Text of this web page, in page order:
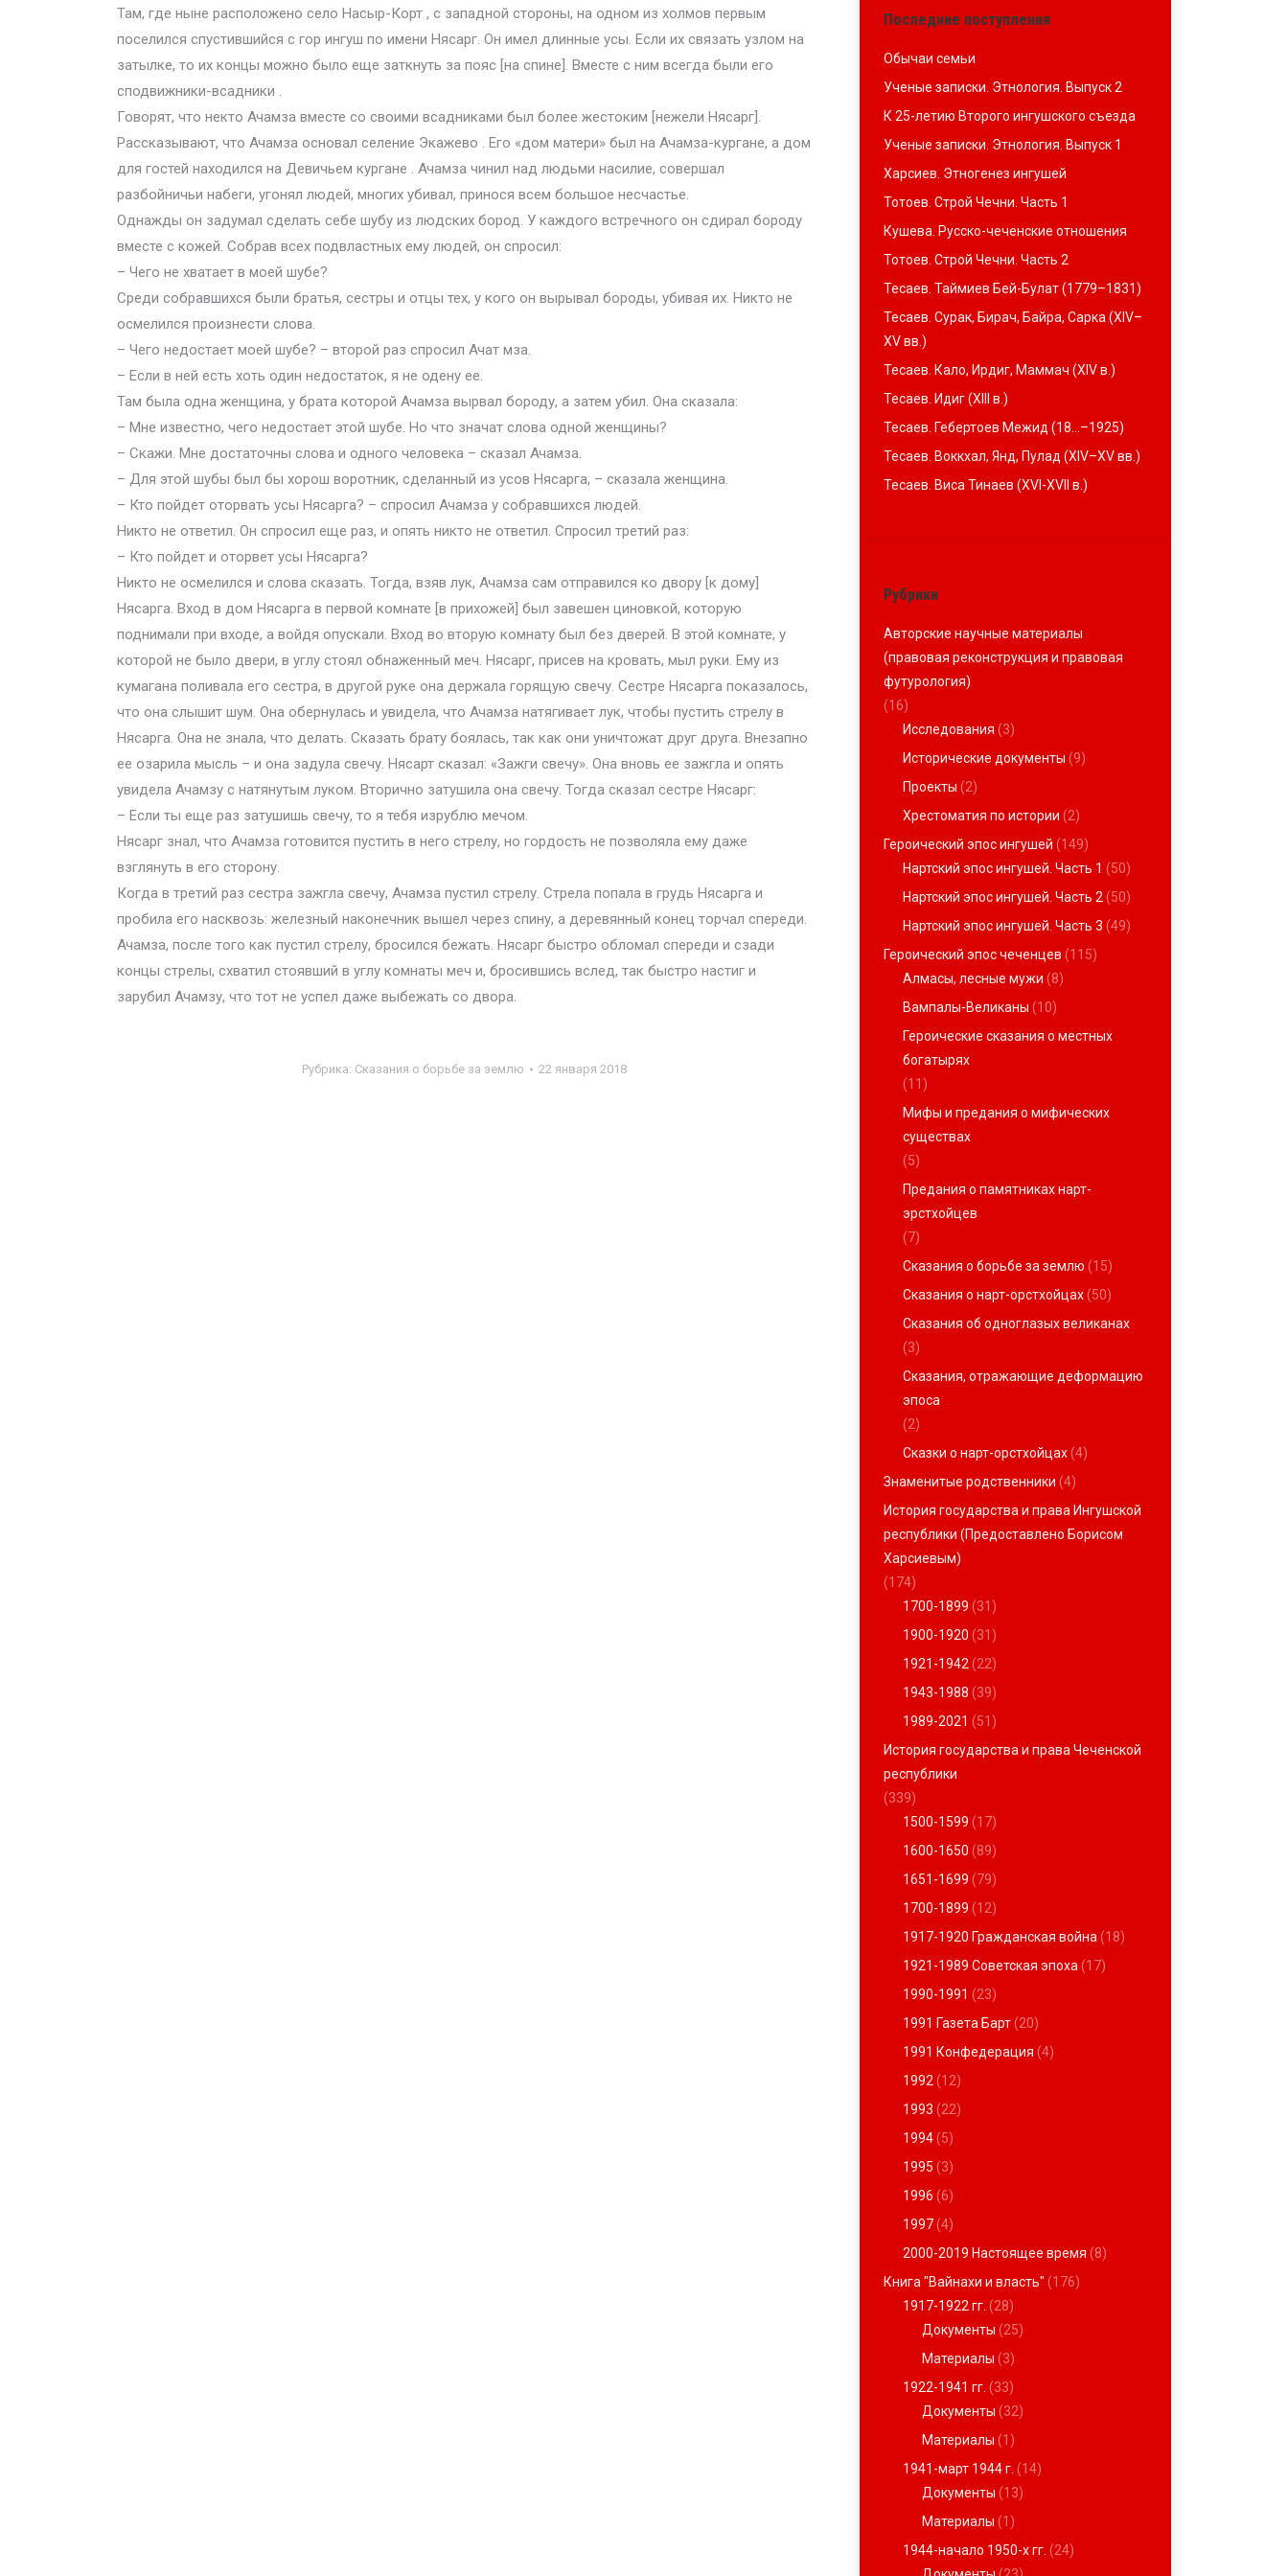
Там, где ныне расположено село Насыр-Корт , с западной стороны, на одном из холмов первым
поселился спустившийся с гор ингуш по имени Нясарг. Он имел длинные усы. Если их связать узлом на
затылке, то их концы можно было еще заткнуть за пояс [на спине]. Вместе с ним всегда были его
сподвижники-всадники .
Говорят, что некто Ачамза вместе со своими всадниками был более жестоким [нежели Нясарг].
Рассказывают, что Ачамза основал селение Экажево . Его «дом матери» был на Ачамза-кургане, а дом
для гостей находился на Девичьем кургане . Ачамза чинил над людьми насилие, совершал
разбойничьи набеги, угонял людей, многих убивал, принося всем большое несчастье.
Однажды он задумал сделать себе шубу из людских бород. У каждого встречного он сдирал бороду
вместе с кожей. Собрав всех подвластных ему людей, он спросил:
– Чего не хватает в моей шубе?
Среди собравшихся были братья, сестры и отцы тех, у кого он вырывал бороды, убивая их. Никто не
осмелился произнести слова.
– Чего недостает моей шубе? – второй раз спросил Ачат мза.
– Если в ней есть хоть один недостаток, я не одену ее.
Там была одна женщина, у брата которой Ачамза вырвал бороду, а затем убил. Она сказала:
– Мне известно, чего недостает этой шубе. Но что значат слова одной женщины?
– Скажи. Мне достаточны слова и одного человека – сказал Ачамза.
– Для этой шубы был бы хорош воротник, сделанный из усов Нясарга, – сказала женщина.
– Кто пойдет оторвать усы Нясарга? – спросил Ачамза у собравшихся людей.
Никто не ответил. Он спросил еще раз, и опять никто не ответил. Спросил третий раз:
– Кто пойдет и оторвет усы Нясарга?
Никто не осмелился и слова сказать. Тогда, взяв лук, Ачамза сам отправился ко двору [к дому]
Нясарга. Вход в дом Нясарга в первой комнате [в прихожей] был завешен циновкой, которую
поднимали при входе, а войдя опускали. Вход во вторую комнату был без дверей. В этой комнате, у
которой не было двери, в углу стоял обнаженный меч. Нясарг, присев на кровать, мыл руки. Ему из
кумагана поливала его сестра, в другой руке она держала горящую свечу. Сестре Нясарга показалось,
что она слышит шум. Она обернулась и увидела, что Ачамза натягивает лук, чтобы пустить стрелу в
Нясарга. Она не знала, что делать. Сказать брату боялась, так как они уничтожат друг друга. Внезапно
ее озарила мысль – и она задула свечу. Нясарт сказал: «Зажги свечу». Она вновь ее зажгла и опять
увидела Ачамзу с натянутым луком. Вторично затушила она свечу. Тогда сказал сестре Нясарг:
– Если ты еще раз затушишь свечу, то я тебя изрублю мечом.
Нясарг знал, что Ачамза готовится пустить в него стрелу, но гордость не позволяла ему даже
взглянуть в его сторону.
Когда в третий раз сестра зажгла свечу, Ачамза пустил стрелу. Стрела попала в грудь Нясарга и
пробила его насквозь: железный наконечник вышел через спину, а деревянный конец торчал спереди.
Ачамза, после того как пустил стрелу, бросился бежать. Нясарг быстро обломал спереди и сзади
концы стрелы, схватил стоявший в углу комнаты меч и, бросившись вслед, так быстро настиг и
зарубил Ачамзу, что тот не успел даже выбежать со двора.
Рубрика: Сказания о борьбе за землю 22 января 2018
Последние поступления
Обычаи семьи
Ученые записки. Этнология. Выпуск 2
К 25-летию Второго ингушского съезда
Ученые записки. Этнология. Выпуск 1
Харсиев. Этногенез ингушей
Тотоев. Строй Чечни. Часть 1
Кушева. Русско-чеченские отношения
Тотоев. Строй Чечни. Часть 2
Тесаев. Таймиев Бей-Булат (1779–1831)
Тесаев. Сурак, Бирач, Байра, Сарка (XIV–
XV вв.)
Тесаев. Кало, Ирдиг, Маммач (XIV в.)
Тесаев. Идиг (XIII в.)
Тесаев. Гебертоев Межид (18…–1925)
Тесаев. Воккхал, Янд, Пулад (XIV–XV вв.)
Тесаев. Виса Тинаев (XVI-XVII в.)
Рубрики
Авторские научные материалы
(правовая реконструкция и правовая
футурология)
(16)
Исследования (3)
Исторические документы (9)
Проекты (2)
Хрестоматия по истории (2)
Героический эпос ингушей (149)
Нартский эпос ингушей. Часть 1 (50)
Нартский эпос ингушей. Часть 2 (50)
Нартский эпос ингушей. Часть 3 (49)
Героический эпос чеченцев (115)
Алмасы, лесные мужи (8)
Вампалы-Великаны (10)
Героические сказания о местных
богатырях
(11)
Мифы и предания о мифических
существах
(5)
Предания о памятниках нарт-
эрстхойцев
(7)
Сказания о борьбе за землю (15)
Сказания о нарт-орстхойцах(50)
Сказания об одноглазых великанах
(3)
Сказания, отражающие деформацию
эпоса
(2)
Сказки о нарт-орстхойцах(4)
Знаменитые родственники (4)
История государства и права Ингушской
республики (Предоставлено Борисом
Харсиевым)
(174)
1700-1899 (31)
1900-1920 (31)
1921-1942 (22)
1943-1988 (39)
1989-2021 (51)
История государства и права Чеченской
республики
(339)
1500-1599 (17)
1600-1650 (89)
1651-1699 (79)
1700-1899 (12)
1917-1920 Гражданская война (18)
1921-1989 Советская эпоха (17)
1990-1991 (23)
1991 Газета Барт(20)
1991 Конфедерация (4)
1992 (12)
1993 (22)
1994(5)
1995 (3)
1996 (6)
1997(4)
2000-2019 Настоящее время (8)
Книга "Вайнахи и власть" (176)
1917-1922 гг. (28)
Документы (25)
Материалы (3)
1922-1941 гг. (33)
Документы (32)
Материалы (1)
1941-март 1944 г. (14)
Документы (13)
Материалы (1)
1944-начало 1950-х гг. (24)